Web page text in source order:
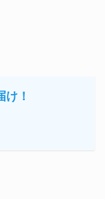
！